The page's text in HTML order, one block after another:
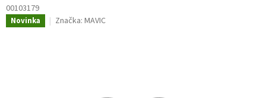
00103179
Novinka Značka: MAVIC